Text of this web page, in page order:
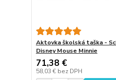
Aktovka školská taška -
Disney Mouse Minnie
71,38 €
58,03 € bez DPH